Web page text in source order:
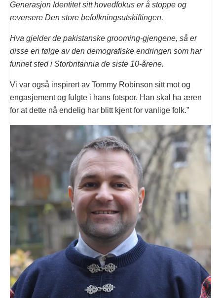
Generasjon Identitet sitt hovedfokus er å stoppe og
reversere Den store befolkningsutskiftingen.
Hva gjelder de pakistanske grooming-gjengene, så er
disse en følge av den demografiske endringen som har
funnet sted i Storbritannia de siste 10-årene.
Vi var også inspirert av Tommy Robinson sitt mot og
engasjement og fulgte i hans fotspor. Han skal ha æren
for at dette nå endelig har blitt kjent for vanlige folk.”